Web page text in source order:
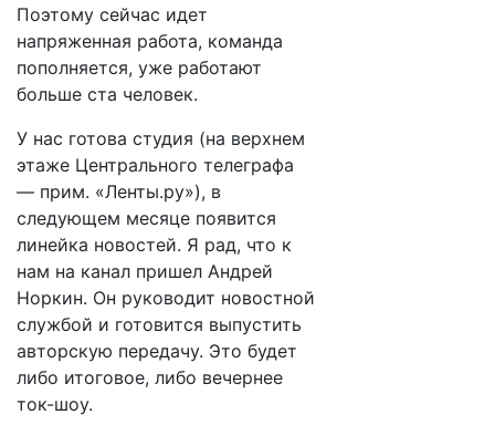
Поэтому сейчас идет
напряженная работа, команда
пополняется, уже работают
больше ста человек.
У нас готова студия (на верхнем
этаже Центрального телеграфа
— прим. «Ленты.ру»), в
следующем месяце появится
линейка новостей. Я рад, что к
нам на канал пришел Андрей
Норкин. Он руководит новостной
службой и готовится выпустить
авторскую передачу. Это будет
либо итоговое, либо вечернее
ток-шоу.